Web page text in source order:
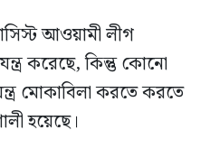
আওয়ামী লীগ
করেছে, কিন্তু কোনো
মোকাবিলা করতে করতে
হয়েছে।